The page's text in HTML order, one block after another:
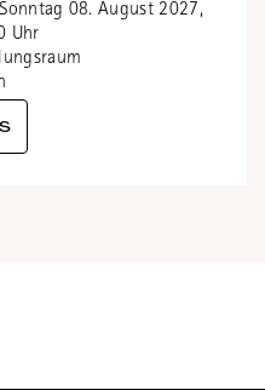
08. August 2027,
Uhr